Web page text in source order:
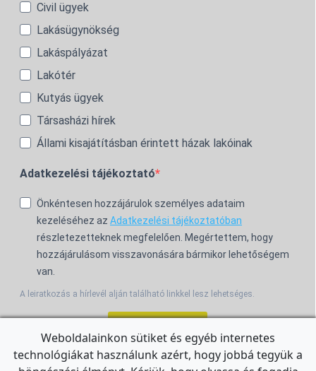
Civil ügyek
Lakásügynökség
Lakáspályázat
Lakótér
Kutyás ügyek
Társasházi hírek
Állami kisajátításban érintett házak lakóinak
Adatkezelési tájékoztató
Önkéntesen hozzájárulok személyes adataim
kezeléséhez az Adatkezelési tájékoztatóban
részletezetteknek megfelelően. Megértettem, hogy
hozzájárulásom visszavonására bármikor lehetőségem
van.
A leiratkozás a hírlevél alján található linkkel lesz lehetséges.
For the English Newsletter, clickHERE.
Weboldalainkon sütiket és egyéb internetes
technológiákat használunk azért, hogy jobbá tegyük a